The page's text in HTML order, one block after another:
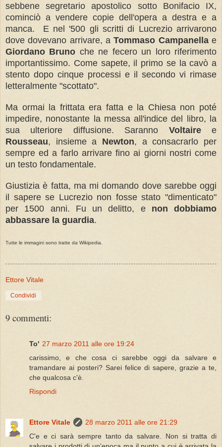
sebbene segretario apostolico sotto Bonifacio IX,
cominciò a vendere copie dell'opera a destra e a
manca. E nel '500 gli scritti di Lucrezio arrivarono
dove dovevano arrivare, aTommaso Campanellae
Giordano Bruno che ne fecero un loro riferimento
importantissimo. Come sapete, il primo se la cavò a
stento dopo cinque processi e il secondo vi rimase
letteralmente "scottato".
Ma ormai la frittata era fatta e la Chiesa non poté
impedire, nonostante la messa all'indice del libro, la
sua ulteriore diffusione. Saranno Voltairee
Rousseau, insieme a Newton, a consacrarlo per
sempre ed a farlo arrivare fino ai giorni nostri come
un testo fondamentale.
Giustizia è fatta, ma mi domando dove sarebbe oggi
il sapere se Lucrezio non fosse stato "dimenticato"
per 1500 anni. Fu un delitto, e non dobbiamo
abbassare la guardia.
Tutte le immagini sono tratte da Wikipedia.
Ettore Vitale
Condividi
9 commenti:
To' 27 marzo 2011 alle ore 19:24
carissimo, e che cosa ci sarebbe oggi da salvare e
tramandare ai posteri? Sarei felice di sapere, grazie a te,
che qualcosa c'è.
Rispondi
Ettore Vitale
28 marzo 2011 alle ore 21:29
C'e e ci sarà sempre tanto da salvare. Non si tratta di